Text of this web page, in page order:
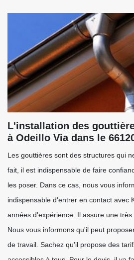
L'installation des
à Odeillo Via dans le
Les gouttières sont des structures qui
fait, il est indispensable de faire
les poser. Dans ce cas, nous vous
indispensable d'entrer en contact avec
années d'expérience. Il assure une très
Nous vous informons qu'il peut
de travail. Sachez qu'il propose des